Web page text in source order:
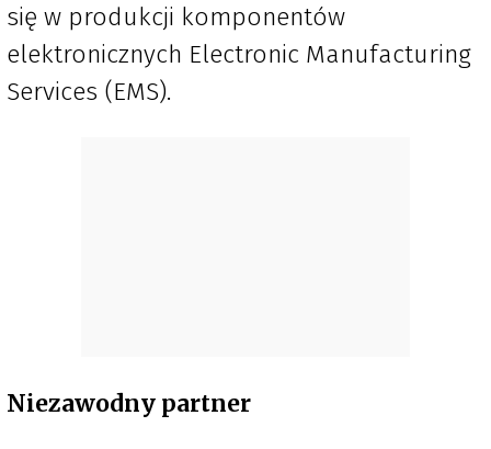
się w produkcji komponentów
elektronicznych Electronic Manufacturing
Services (EMS).
Niezawodny partner